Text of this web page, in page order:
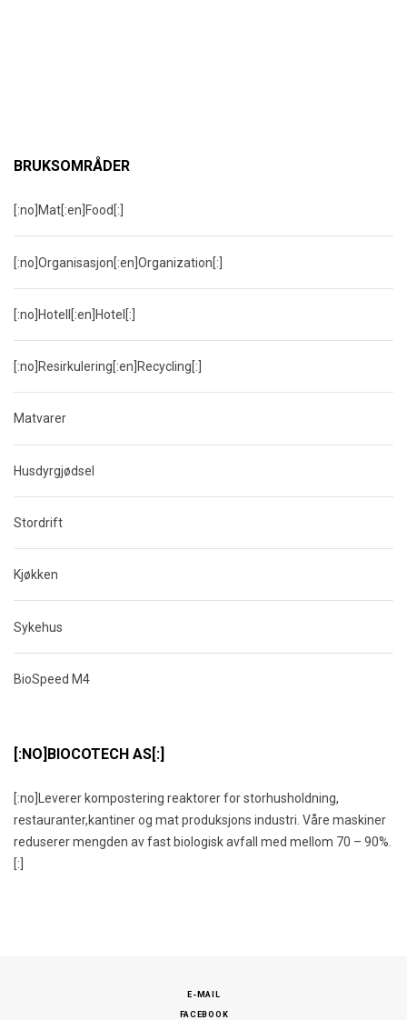
BRUKSOMRÅDER
[:no]Mat[:en]Food[:]
[:no]Organisasjon[:en]Organization[:]
[:no]Hotell[:en]Hotel[:]
[:no]Resirkulering[:en]Recycling[:]
Matvarer
Husdyrgjødsel
Stordrift
Kjøkken
Sykehus
BioSpeed M4
[:NO]BIOCOTECH AS[:]
[:no]Leverer kompostering reaktorer for storhusholdning,
restauranter,kantiner og mat produksjons industri. Våre maskiner
reduserer mengden av fast biologisk avfall med mellom 70 – 90%.
[:]
E-MAIL
FACEBOOK